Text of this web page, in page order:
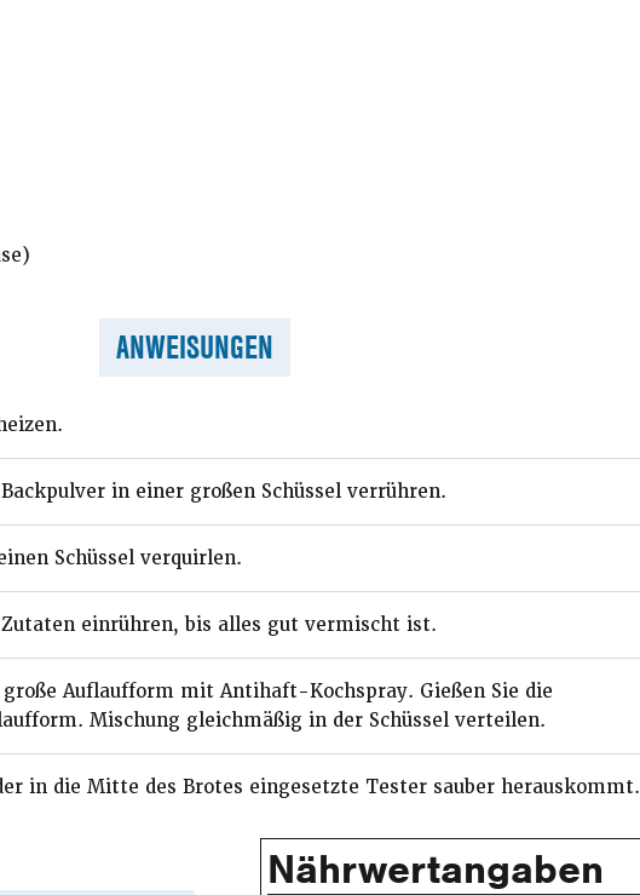
ANWEISUNGEN
in einer großen Schüssel verrühren.
Schüssel verquirlen.
einrühren, bis alles gut vermischt ist.
Auflaufform mit Antihaft-Kochspray. Gießen Sie die
Mischung gleichmäßig in der Schüssel verteilen.
in die Mitte des Brotes eingesetzte Tester sauber herauskommt.
Nährwertangaben